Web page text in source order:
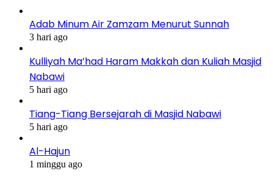
Adab Minum Air Zamzam Menurut Sunnah
3 hari ago
Kulliyah Ma’had Haram Makkah dan Kuliah Masjid
Nabawi
5 hari ago
Tiang-Tiang Bersejarah di Masjid Nabawi
5 hari ago
Al-Hajun
1 minggu ago